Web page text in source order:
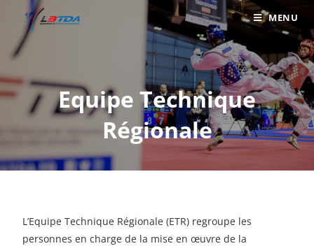
MENU
Equipe Technique
Régionale
L’Equipe Technique Régionale (ETR) regroupe les
personnes en charge de la mise en œuvre de la